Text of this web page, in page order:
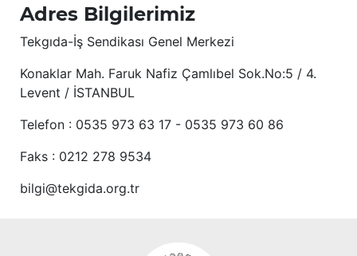
Adres Bilgilerimiz
Tekgıda-İş Sendikası Genel Merkezi
Konaklar Mah. Faruk Nafiz Çamlıbel Sok.No:5 / 4.
Levent / İSTANBUL
Telefon : 0535 973 63 17 - 0535 973 60 86
Faks : 0212 278 9534
bilgi@tekgida.org.tr